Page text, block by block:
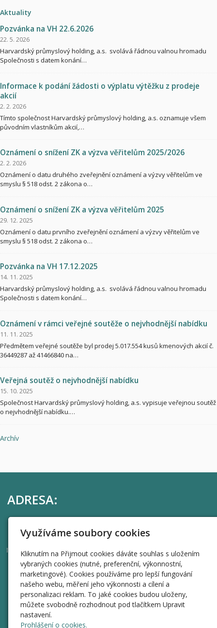
Aktuality
Pozvánka na VH 22.6.2026
22. 5. 2026
Harvardský průmyslový holding, a.s. svolává řádnou valnou hromadu
Společnosti s datem konání…
Informace k podání žádosti o výplatu výtěžku z prodeje
akcií
2. 2. 2026
Tímto společnost Harvardský průmyslový holding, a.s. oznamuje všem
původním vlastníkům akcií,…
Oznámení o snížení ZK a výzva věřitelům 2025/2026
2. 2. 2026
Oznámení o datu druhého zveřejnění oznámení a výzvy věřitelům ve
smyslu § 518 odst. 2 zákona o…
Oznámení o snížení ZK a výzva věřitelům 2025
29. 12. 2025
Oznámení o datu prvního zveřejnění oznámení a výzvy věřitelům ve
smyslu § 518 odst. 2 zákona o…
Pozvánka na VH 17.12.2025
14. 11. 2025
Harvardský průmyslový holding, a.s. svolává řádnou valnou hromadu
Společnosti s datem konání…
Oznámení v rámci veřejné soutěže o nejvhodnější nabídku
11. 11. 2025
Předmětem veřejné soutěže byl prodej 5.017.554 kusů kmenových akcií č.
36449287 až 41466840 na…
Veřejná soutěž o nejvhodnější nabídku
15. 10. 2025
Společnost Harvardský průmyslový holding, a.s. vypisuje veřejnou soutěž
o nejvhodnější nabídku.…
Archív
ADRESA:
Uhelný trh 414/9, Staré Město, 110 00 Praha 1
IČO 44269595
RYCHLÁ NAVIGACE
Úvod
Informace
Valné hromady
Využíváme soubory cookies
Kliknutím na Přijmout cookies dáváte souhlas s uložením
vybraných cookies (nutné, preferenční, výkonnostní,
marketingové). Cookies používáme pro lepší fungování
našeho webu, měření jeho výkonnosti a cílení a
personalizaci reklam. To jaké cookies budou uloženy,
můžete svobodně rozhodnout pod tlačítkem Upravit
nastavení.
Prohlášení o cookies.